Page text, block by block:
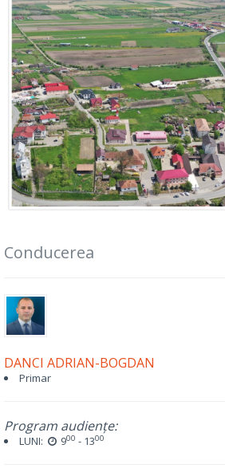
Conducerea
DANCI ADRIAN-BOGDAN
Primar
Program audiențe:
LUNI: 900 - 1300